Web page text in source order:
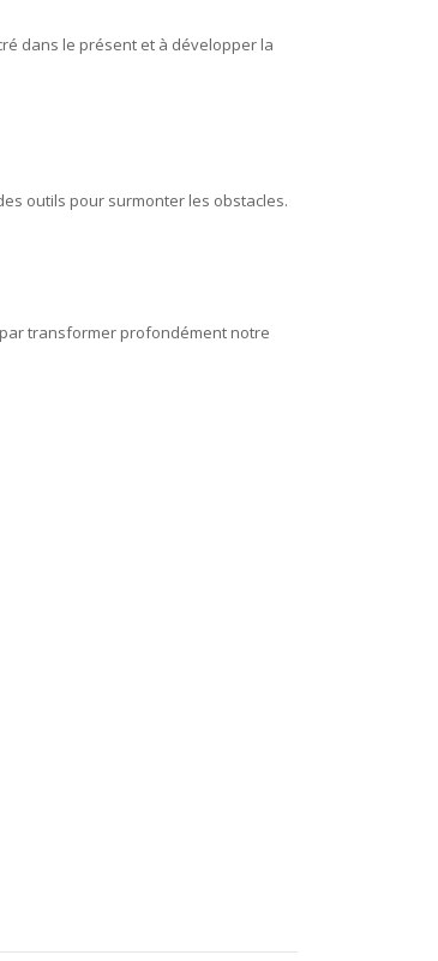
dans le présent et à développer la
outils pour surmonter les obstacles.
transformer profondément notre